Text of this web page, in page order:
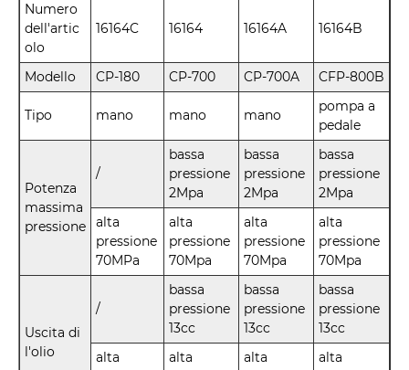
Numero
dell'artic
olo
16164C 16164 16164A 16164B
Modello CP-180 CP-700 CP-700A CFP-800B
Tipo mano mano mano
pompa a
pedale
Potenza
massima
pressione
/
bassa
pressione
2Mpa
bassa
pressione
2Mpa
bassa
pressione
2Mpa
alta
pressione
70MPa
alta
pressione
70Mpa
alta
pressione
70Mpa
alta
pressione
70Mpa
Uscita di
l'olio
/
bassa
pressione
13cc
bassa
pressione
13cc
bassa
pressione
13cc
alta
alta
alta
alta